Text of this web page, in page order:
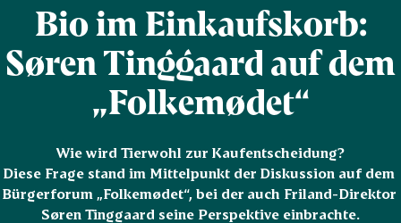
Bio im Einkaufskorb:
Søren Tinggaard auf dem
„Folkemødet“
Wie wird Tierwohl zur Kaufentscheidung?
Diese Frage stand im Mittelpunkt der Diskussion auf dem
Bürgerforum „Folkemødet“, bei der auch Friland-Direktor
Søren Tinggaard seine Perspektive einbrachte.